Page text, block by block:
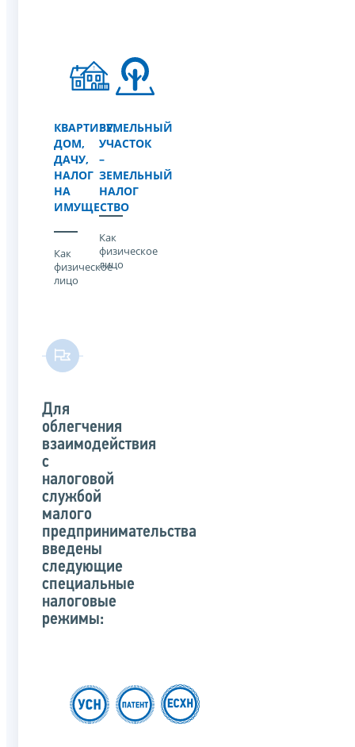
КВАРТИРУ,
ДОМ,
ДАЧУ,
НАЛОГ
НА
ИМУЩЕСТВО
Как
физическое
лицо
ЗЕМЕЛЬНЫЙ
УЧАСТОК
–
ЗЕМЕЛЬНЫЙ
НАЛОГ
Как
физическое
лицо
Для
облегчения
взаимодействия
с
налоговой
службой
малого
предпринимательства
введены
следующие
специальные
налоговые
режимы: